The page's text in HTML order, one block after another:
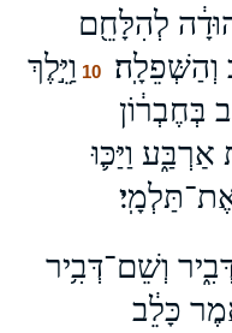
לְהִלָּחֵ֖ם
וְהַשְּׁפֵלָֽה׃
10 וַיֵּ֣לֶךְ
בְּחֶבְר֔וֹן
אַרְבַּ֑ע וַיַּכּ֛וּ
וְשֵׁם־דְּבִ֥יר
כָּלֵ֔ב